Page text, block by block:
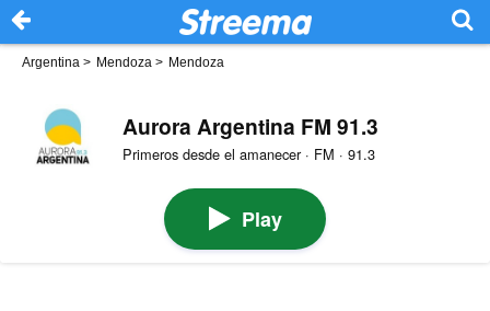
Argentina > Mendoza > Mendoza
Aurora Argentina FM 91.3
Primeros desde el amanecer · FM · 91.3
Play